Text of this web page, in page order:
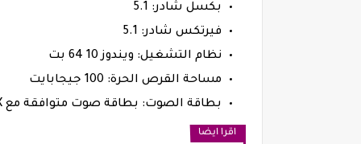
بكسل شادر: 5.1
فيرتكس شادر: 5.1
نظام التشغيل: ويندوز 10 64 بت
مساحة القرص الحرة: 100 جيجابايت
بطاقة الصوت: بطاقة صوت متوافقة مع DirectX/مجموعة شرائح مدمجة
اقرا ايضا